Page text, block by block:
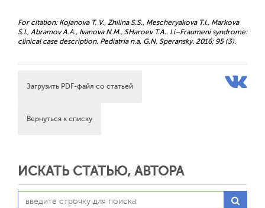
For citation: Kojanova T. V., Zhilina S.S., Mescheryakova Т.I., Markova
S.I., Abramov A.A., Ivanova N.M., SHaroev T.A.. Li–Fraumeni syndrome:
clinical case description. Pediatria n.a. G.N. Speransky. 2016; 95 (3).
Загрузить PDF-файл со статьей
Вернуться к списку
ИСКАТЬ СТАТЬЮ, АВТОРА